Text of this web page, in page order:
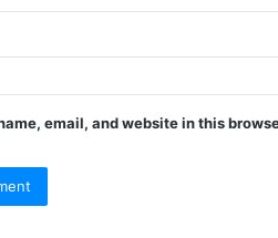
email, and website in this